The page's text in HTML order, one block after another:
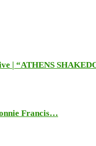
| “ATHENS
Francis…